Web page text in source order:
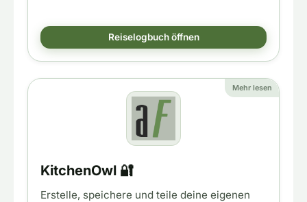
Reiselogbuch öffnen
Mehr lesen
KitchenOwl 🔐
Erstelle, speichere und teile deine eigenen